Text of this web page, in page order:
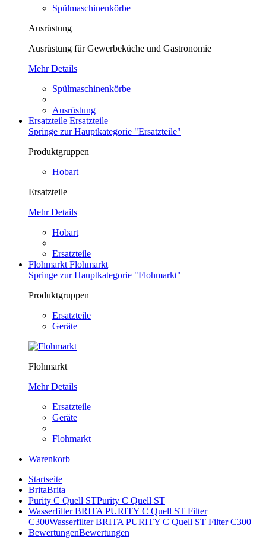
Spülmaschinenkörbe
Ausrüstung
Ausrüstung für Gewerbeküche und Gastronomie
Mehr Details
Spülmaschinenkörbe
Ausrüstung
Ersatzteile Ersatzteile
Springe zur Hauptkategorie "Ersatzteile"
Produktgruppen
Hobart
Ersatzteile
Mehr Details
Hobart
Ersatzteile
Flohmarkt Flohmarkt
Springe zur Hauptkategorie "Flohmarkt"
Produktgruppen
Ersatzteile
Geräte
Flohmarkt
Mehr Details
Ersatzteile
Geräte
Flohmarkt
Warenkorb
Startseite
BritaBrita
Purity C Quell STPurity C Quell ST
Wasserfilter BRITA PURITY C Quell ST Filter
C300Wasserfilter BRITA PURITY C Quell ST Filter C300
BewertungenBewertungen